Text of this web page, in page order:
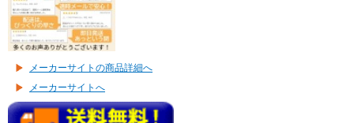
メーカーサイトの商品詳細へ
メーカーサイトへ